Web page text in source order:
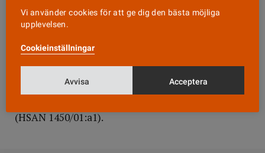
Självklart är det viktigt med fungerande rutiner för
information om upphävd tvångsvård. Men det kan
ha uppstått något missförstånd mellan olika
(HSAN 1450/01:a1).
Vi använder cookies för att ge dig den bästa möjliga
upplevelsen.
Cookieinställningar
Avvisa Acceptera